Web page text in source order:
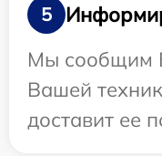
5
Мы сообщим
Вашей
доставит ее